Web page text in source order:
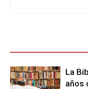
La
años